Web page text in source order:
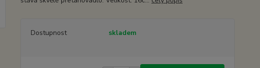
Dostupnost skladem